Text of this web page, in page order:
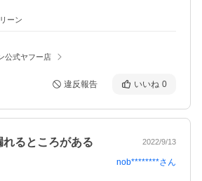
ーン
公式ヤフー店
違反報告 いいね 0
るところがある 2022/9/13
nob********さん